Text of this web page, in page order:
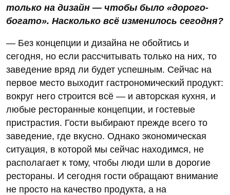
только на дизайн — чтобы было «дорого-
богато». Насколько всё изменилось сегодня?
— Без концепции и дизайна не обойтись и
сегодня, но если рассчитывать только на них, то
заведение вряд ли будет успешным. Сейчас на
первое место выходит гастрономический продукт:
вокруг него строится всё — и авторская кухня, и
любые ресторанные концепции, и гостевые
пристрастия. Гости выбирают прежде всего то
заведение, где вкусно. Однако экономическая
ситуация, в которой мы сейчас находимся, не
располагает к тому, чтобы люди шли в дорогие
рестораны. И сегодня гости обращают внимание
не просто на качество продукта, а на